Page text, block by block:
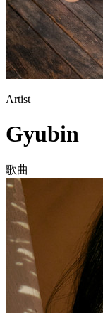
Artist
Gyubin
歌曲